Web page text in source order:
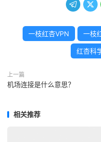
 
一枝红杏VPN 一枝
红杏科
上一篇
机场连接是什么意思？
相关推荐